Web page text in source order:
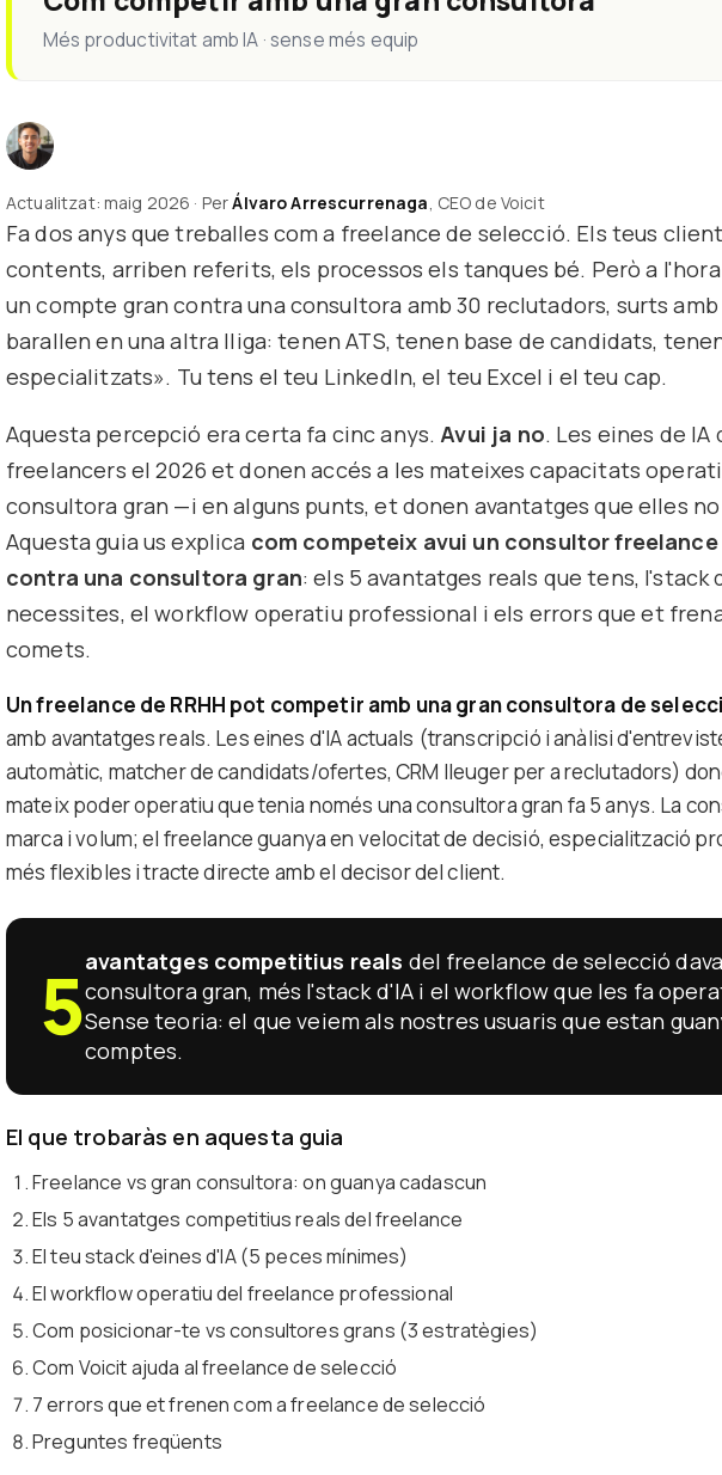
Més productivitat amb IA · sense més equip
Actualitzat: maig 2026 · PerÁlvaro Arrescurrenaga, CEO de Voicit
Fa dos anys que treballes com a freelance de selecció. Els teus
contents, arriben referits, els processos els tanques bé. Però a
un compte gran contra una consultora amb 30 reclutadors, surts
barallen en una altra lliga: tenen ATS, tenen base de candidats,
especialitzats». Tu tens el teu LinkedIn, el teu Excel i el teu cap.
Aquesta percepció era certa fa cinc anys.Avui ja no. Les eines de
freelancers el 2026 et donen accés a les mateixes capacitats
consultora gran —i en alguns punts, et donen avantatges que elles
Aquesta guia us explica com competeix avui un consultor
contra una consultora gran: els 5 avantatges reals que tens, l'stack
necessites, el workflow operatiu professional i els errors que et
comets.
Un freelance de RRHH pot competir amb una gran consultora de
amb avantatges reals. Les eines d'IA actuals (transcripció i anàlisi
automàtic, matcher de candidats/ofertes, CRM lleuger per a reclutadors)
mateix poder operatiu que tenia només una consultora gran fa 5 anys. La
marca i volum; el freelance guanya en velocitat de decisió, especialització
més flexibles i tracte directe amb el decisor del client.
5avantatges competitius reals del freelance de selecció
consultora gran, més l'stack d'IA i el workflow que les fa
Sense teoria: el que veiem als nostres usuaris que estan
comptes.
El que trobaràs en aquesta guia
Freelance vs gran consultora: on guanya cadascun
Els 5 avantatges competitius reals del freelance
El teu stack d'eines d'IA (5 peces mínimes)
El workflow operatiu del freelance professional
Com posicionar-te vs consultores grans (3 estratègies)
Com Voicit ajuda al freelance de selecció
7 errors que et frenen com a freelance de selecció
Preguntes freqüents